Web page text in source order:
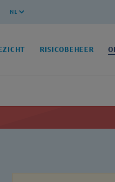
NL
RISICOBEHEER